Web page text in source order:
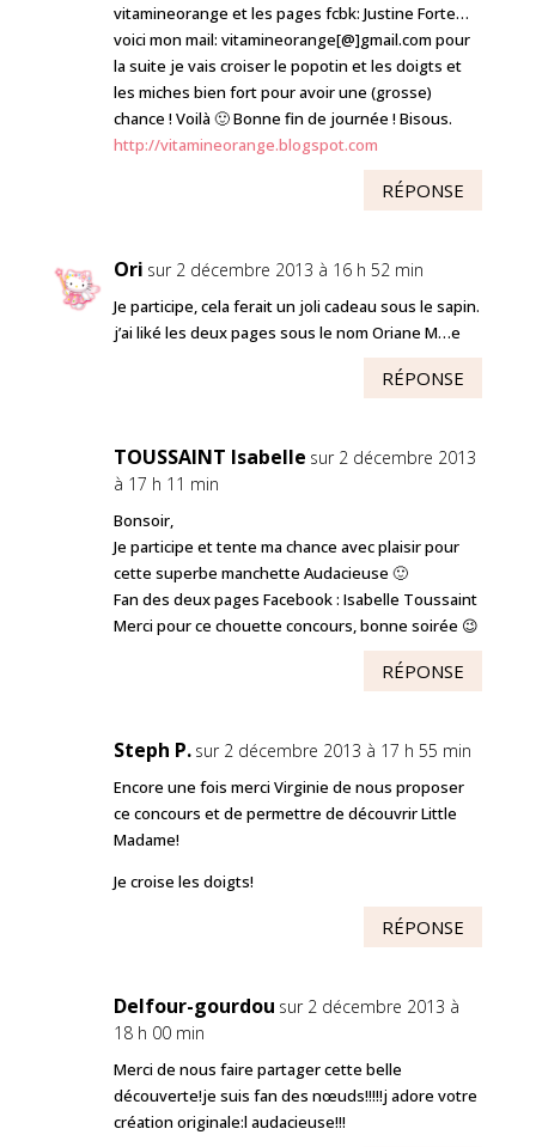
vitamineorange et les pages fcbk: Justine Forte…
voici mon mail: vitamineorange[@]gmail.com pour
la suite je vais croiser le popotin et les doigts et
les miches bien fort pour avoir une (grosse)
chance ! Voilà 🙂 Bonne fin de journée ! Bisous.
http://vitamineorange.blogspot.com
RÉPONSE
Ori sur 2 décembre 2013 à 16 h 52 min
Je participe, cela ferait un joli cadeau sous le sapin.
j’ai liké les deux pages sous le nom Oriane M…e
RÉPONSE
TOUSSAINT Isabelle sur 2 décembre 2013
à 17 h 11 min
Bonsoir,
Je participe et tente ma chance avec plaisir pour
cette superbe manchette Audacieuse 🙂
Fan des deux pages Facebook : Isabelle Toussaint
Merci pour ce chouette concours, bonne soirée 😉
RÉPONSE
Steph P. sur 2 décembre 2013 à 17 h 55 min
Encore une fois merci Virginie de nous proposer
ce concours et de permettre de découvrir Little
Madame!
Je croise les doigts!
RÉPONSE
Delfour-gourdou sur 2 décembre 2013 à
18 h 00 min
Merci de nous faire partager cette belle
découverte!je suis fan des nœuds!!!!!j adore votre
création originale:l audacieuse!!!